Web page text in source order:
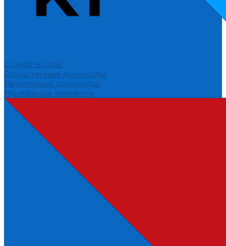
CORAX HOUSE
Одностенные дымоходы
Двустенные дымоходы
Монтажные элементы